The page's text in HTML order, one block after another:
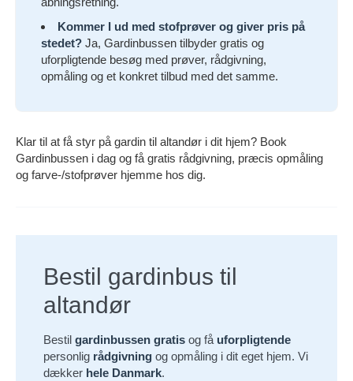
Kommer I ud med stofprøver og giver pris på
stedet? Ja, Gardinbussen tilbyder gratis og
uforpligtende besøg med prøver, rådgivning,
opmåling og et konkret tilbud med det samme.
Klar til at få styr på gardin til altandør i dit hjem? Book
Gardinbussen i dag og få gratis rådgivning, præcis opmåling
og farve-/stofprøver hjemme hos dig.
Bestil gardinbus til
altandør
Bestil gardinbussen gratis og få uforpligtende
personlig rådgivning og opmåling i dit eget hjem. Vi
dækker hele Danmark.